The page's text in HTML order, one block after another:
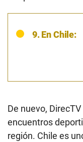
9. En Chile:
De nuevo,
encuentros
región. Chile es